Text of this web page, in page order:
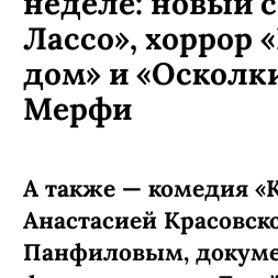
Лассо», хоррор
дом» и
Мерфи
А также — комедия
Анастасией
Панфиловым,